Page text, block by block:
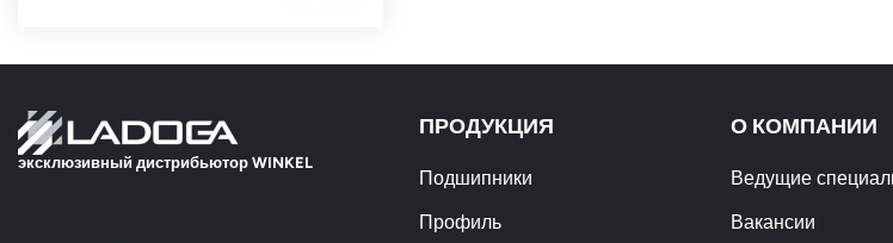
эксклюзивный дистрибьютор WINKEL
ПРОДУКЦИЯ
Подшипники
Профиль
О КОМПАНИИ
Ведущие
Вакансии